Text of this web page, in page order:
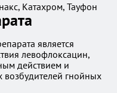
Катахром, Тауфон
является
левофлоксацин,
действием и
возбудителей гнойных